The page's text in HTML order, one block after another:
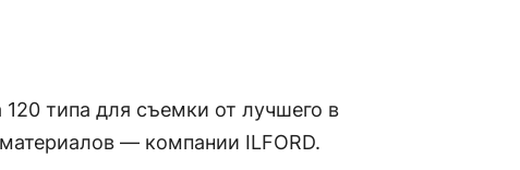
типа для съемки от лучшего в
— компании ILFORD.